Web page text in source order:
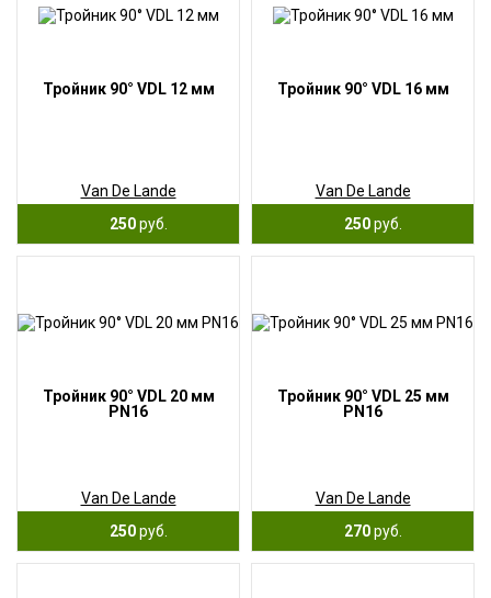
Тройник 90° VDL 12 мм
Van De Lande
250руб.
Тройник 90° VDL 16 мм
Van De Lande
250руб.
Тройник 90° VDL 20 мм
PN16
Van De Lande
250руб.
Тройник 90° VDL 25 мм
PN16
Van De Lande
270руб.